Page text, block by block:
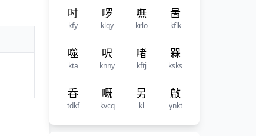
吋
kfy
啰
klqy
嘸
krlo
啚
kflk
噬
kta
呎
knny
啫
kftj
槑
ksks
呑
tdkf
嘅
kvcq
另
kl
啟
ynkt